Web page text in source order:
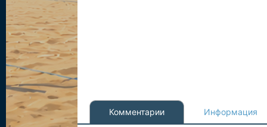
Комментарии Информация